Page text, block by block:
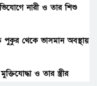
নারী ও তার শিশু
পুকুর থেকে ভাসমান অবস্থায়
ও তার স্ত্রীর